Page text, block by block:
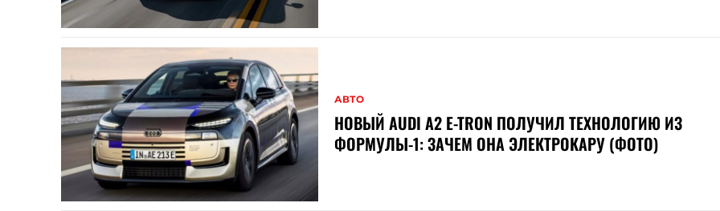
АВТО
НОВЫЙ AUDI A2 E-TRON ПОЛУЧИЛ ТЕХНОЛОГИЮ ИЗ
ФОРМУЛЫ-1: ЗАЧЕМ ОНА ЭЛЕКТРОКАРУ (ФОТО)